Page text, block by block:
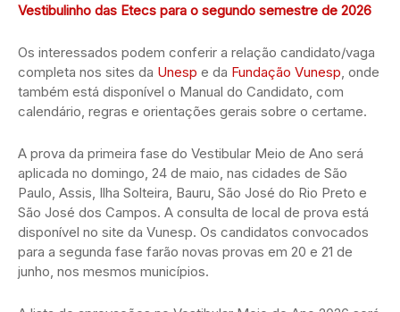
Vestibulinho das Etecs para o segundo semestre de 2026
Os interessados podem conferir a relação candidato/vaga
completa nos sites da Unesp e da Fundação Vunesp , onde
também está disponível o Manual do Candidato, com
calendário, regras e orientações gerais sobre o certame.
A prova da primeira fase do Vestibular Meio de Ano será
aplicada no domingo, 24 de maio, nas cidades de São
Paulo, Assis, Ilha Solteira, Bauru, São José do Rio Preto e
São José dos Campos. A consulta de local de prova está
disponível no site da Vunesp. Os candidatos convocados
para a segunda fase farão novas provas em 20 e 21 de
junho, nos mesmos municípios.